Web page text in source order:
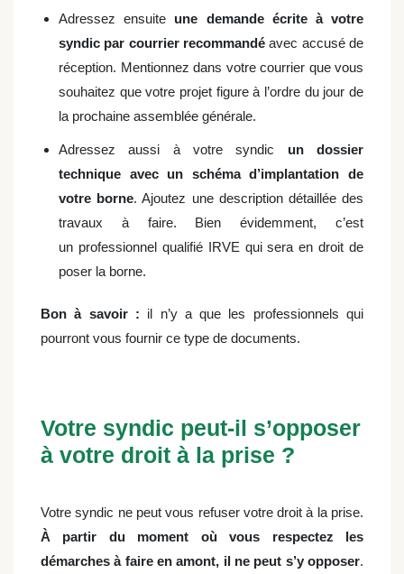
Adressez ensuite une demande écrite à votre
syndic par courrier recommandé avec accusé de
réception. Mentionnez dans votre courrier que vous
souhaitez que votre projet figure à l’ordre du jour de
la prochaine assemblée générale.
Adressez aussi à votre syndic un dossier
technique avec un schéma d’implantation de
votre borne. Ajoutez une description détaillée des
travaux à faire. Bien évidemment, c’est
un professionnel qualifié IRVE qui sera en droit de
poser la borne.
Bon à savoir : il n’y a que les professionnels qui
pourront vous fournir ce type de documents.
Votre syndic peut-il s’opposer
à votre droit à la prise ?
Votre syndic ne peut vous refuser votre droit à la prise.
À partir du moment où vous respectez les
démarches à faire en amont, il ne peut s’y opposer.